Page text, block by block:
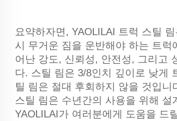
요약하자면, YAOLILAI 트럭 스틸
시 무거운 짐을 운반해야 하는 트럭
어난 강도, 신뢰성, 안전성, 그리고
다. 스틸 림은 3/8인치 깊이로 낮게
틸 림은 절대 후회하지 않을 것입니
스틸 림은 수년간의 사용을 위해 설
YAOLILAI가 여러분에게 도움을 드